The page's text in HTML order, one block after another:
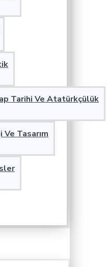
Tarihi Ve Atatürkçülük
Tasarım